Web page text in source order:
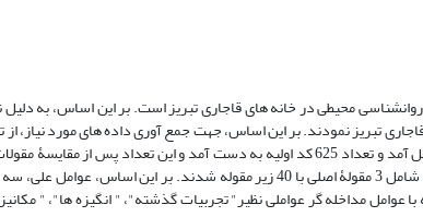
محیطی در خانه ‏های قاجاری تبریز است. بر این اساس، به دلیل
ثانویه کاهش یافت. در نهایت پس از غربال‏گری و کدگذاری محوری، مقوله‏ های ساخته شده شامل 3 مقولۀ اصلی با 40 زیر مقوله شدند.
عوامل مداخله‏ گر عواملی نظیر" تجربیات گذشته"، " انگیزه ها"، "